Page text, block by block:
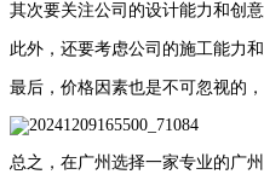
其次要关注公司的设计能力和创
此外，还要考虑公司的施工能力
最后，价格因素也是不可忽视的
总之，在广州选择一家专业的广